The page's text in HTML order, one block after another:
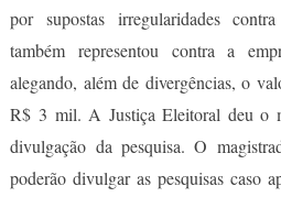
por supostas irregularidades
também representou contra a
alegando, além de divergências, o
R$ 3 mil. A Justiça Eleitoral deu o
divulgação da pesquisa. O
poderão divulgar as pesquisas caso